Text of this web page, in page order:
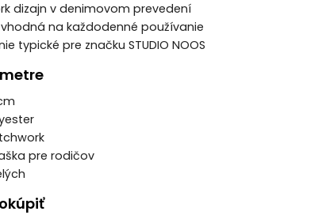
dizajn v denimovom prevedení
na každodenné používanie
typické pre značku STUDIO NOOS
pre rodičov